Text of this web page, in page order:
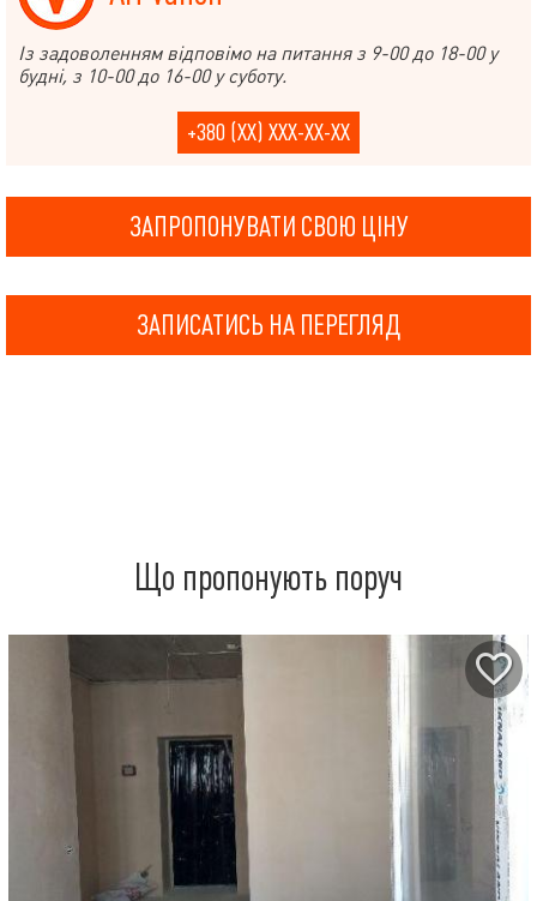
Із задоволенням відповімо на питання з 9-00 до 18-00 у
будні, з 10-00 до 16-00 у суботу.
+380 (XX) XXX-XX-XX
ЗАПРОПОНУВАТИ СВОЮ ЦІНУ
ЗАПИСАТИСЬ НА ПЕРЕГЛЯД
Що пропонують поруч